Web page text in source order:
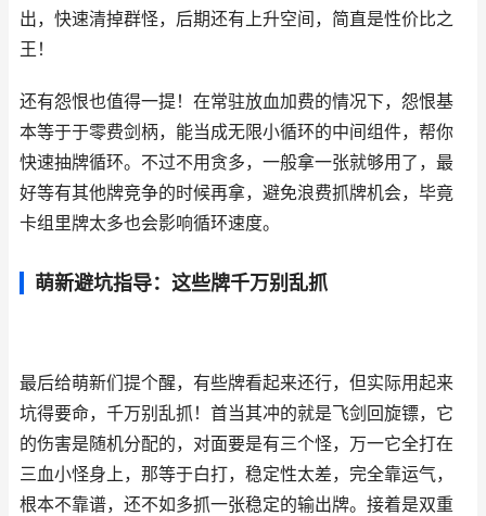
出，快速清掉群怪，后期还有上升空间，简直是性价比之
王！
还有怨恨也值得一提！在常驻放血加费的情况下，怨恨基
本等于于零费剑柄，能当成无限小循环的中间组件，帮你
快速抽牌循环。不过不用贪多，一般拿一张就够用了，最
好等有其他牌竞争的时候再拿，避免浪费抓牌机会，毕竟
卡组里牌太多也会影响循环速度。
萌新避坑指导：这些牌千万别乱抓
最后给萌新们提个醒，有些牌看起来还行，但实际用起来
坑得要命，千万别乱抓！首当其冲的就是飞剑回旋镖，它
的伤害是随机分配的，对面要是有三个怪，万一它全打在
三血小怪身上，那等于白打，稳定性太差，完全靠运气，
根本不靠谱，还不如多抓一张稳定的输出牌。接着是双重